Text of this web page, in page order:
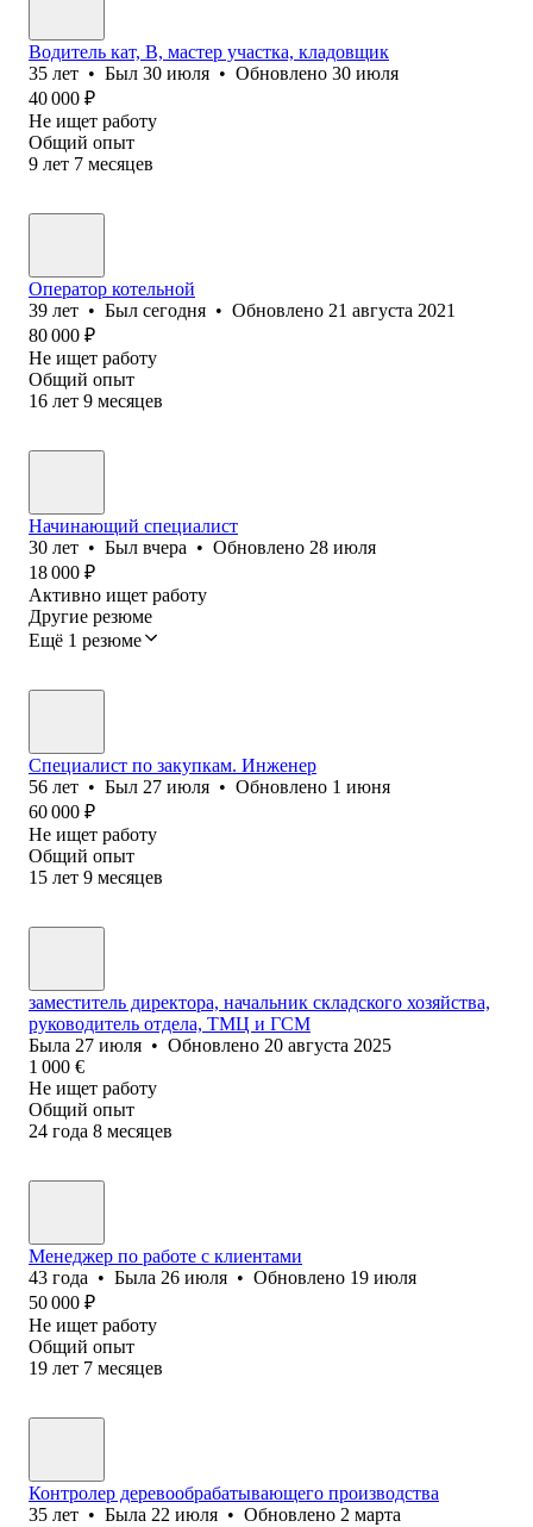
Водитель кат, В, мастер участка, кладовщик
35 лет • Был 30 июля • Обновлено 30 июля
40 000 ₽
Не ищет работу
Общий опыт
9 лет 7 месяцев
Оператор котельной
39 лет • Был сегодня • Обновлено 21 августа 2021
80 000 ₽
Не ищет работу
Общий опыт
16 лет 9 месяцев
Начинающий специалист
30 лет • Был вчера • Обновлено 28 июля
18 000 ₽
Активно ищет работу
Другие резюме
Ещё 1 резюме
Специалист по закупкам. Инженер
56 лет • Был 27 июля • Обновлено 1 июня
60 000 ₽
Не ищет работу
Общий опыт
15 лет 9 месяцев
заместитель директора, начальник складского хозяйства,
руководитель отдела, ТМЦ и ГСМ
Была 27 июля • Обновлено 20 августа 2025
1 000 €
Не ищет работу
Общий опыт
24 года 8 месяцев
Менеджер по работе с клиентами
43 года • Была 26 июля • Обновлено 19 июля
50 000 ₽
Не ищет работу
Общий опыт
19 лет 7 месяцев
Контролер деревообрабатывающего производства
35 лет • Была 22 июля • Обновлено 2 марта